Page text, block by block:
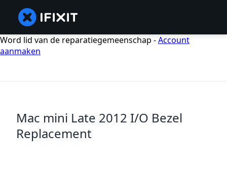
Word lid van de reparatiegemeenschap -Account
aanmaken
Mac mini Late 2012 I/O Bezel
Replacement